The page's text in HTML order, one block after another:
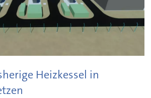
Heizkessel in